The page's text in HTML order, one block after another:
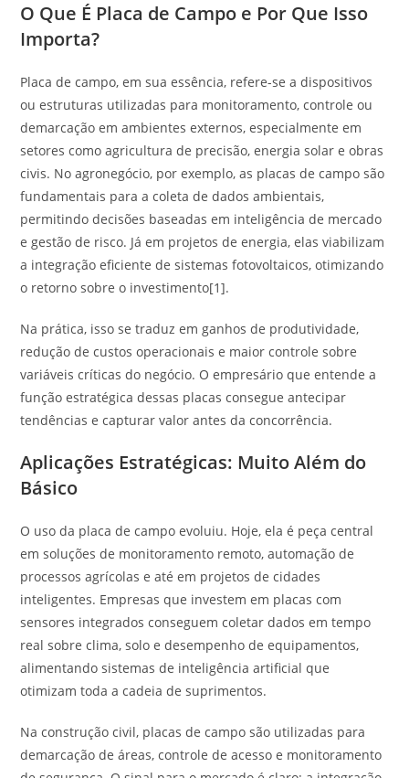
O Que É Placa de Campo e Por Que Isso
Importa?
Placa de campo, em sua essência, refere-se a dispositivos
ou estruturas utilizadas para monitoramento, controle ou
demarcação em ambientes externos, especialmente em
setores como agricultura de precisão, energia solar e obras
civis. No agronegócio, por exemplo, as placas de campo são
fundamentais para a coleta de dados ambientais,
permitindo decisões baseadas em inteligência de mercado
e gestão de risco. Já em projetos de energia, elas viabilizam
a integração eficiente de sistemas fotovoltaicos, otimizando
o retorno sobre o investimento[1].
Na prática, isso se traduz em ganhos de produtividade,
redução de custos operacionais e maior controle sobre
variáveis críticas do negócio. O empresário que entende a
função estratégica dessas placas consegue antecipar
tendências e capturar valor antes da concorrência.
Aplicações Estratégicas: Muito Além do
Básico
O uso da placa de campo evoluiu. Hoje, ela é peça central
em soluções de monitoramento remoto, automação de
processos agrícolas e até em projetos de cidades
inteligentes. Empresas que investem em placas com
sensores integrados conseguem coletar dados em tempo
real sobre clima, solo e desempenho de equipamentos,
alimentando sistemas de inteligência artificial que
otimizam toda a cadeia de suprimentos.
Na construção civil, placas de campo são utilizadas para
demarcação de áreas, controle de acesso e monitoramento